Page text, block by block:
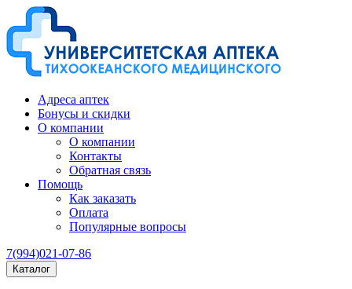
Адреса аптек
Бонусы и скидки
О компании
О компании
Контакты
Обратная связь
Помощь
Как заказать
Оплата
Популярные вопросы
7(994)021-07-86
Каталог